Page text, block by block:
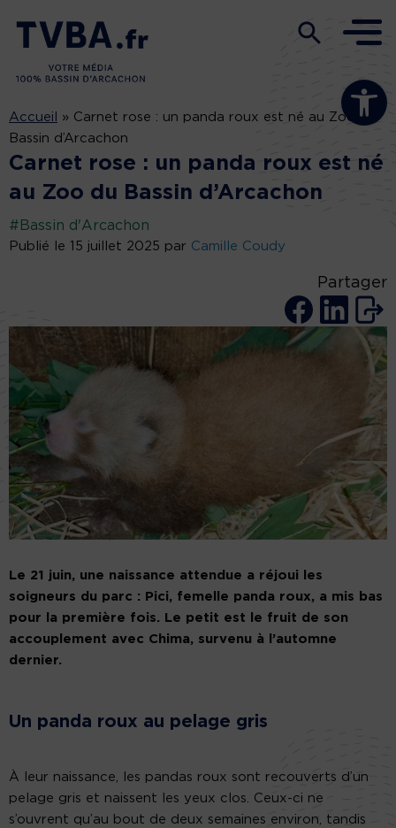
Ouvrir la
Accueil » Carnet rose : un panda roux est né au Zoo du
Bassin d’Arcachon
Carnet rose : un panda roux est né
au Zoo du Bassin d’Arcachon
#Bassin d'Arcachon
Publié le 15 juillet 2025 par Camille Coudy
Partager
Le 21 juin, une naissance attendue a réjoui les
soigneurs du parc : Pici, femelle panda roux, a mis bas
pour la première fois. Le petit est le fruit de son
accouplement avec Chima, survenu à l’automne
dernier.
Un panda roux au pelage gris
À leur naissance, les pandas roux sont recouverts d’un
pelage gris et naissent les yeux clos. Ceux-ci ne
s’ouvrent qu’au bout de deux semaines environ, tandis